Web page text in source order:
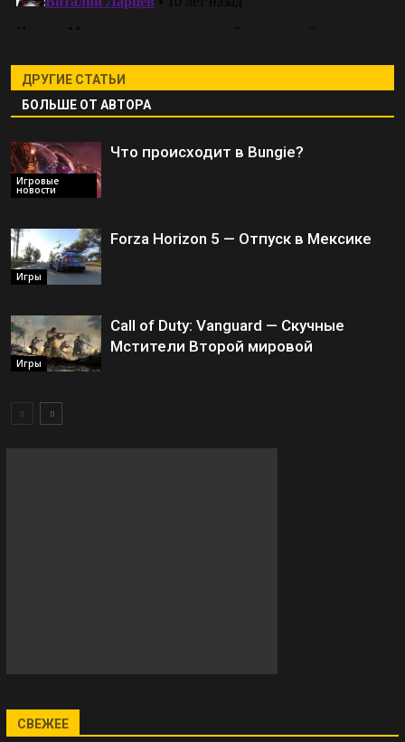
ДРУГИЕ СТАТЬИ
БОЛЬШЕ ОТ АВТОРА
Игровые
новости
Что происходит в Bungie?
Игры
Forza Horizon 5 — Отпуск в Мексике
Игры
Call of Duty: Vanguard — Скучные
Мстители Второй мировой
СВЕЖЕЕ